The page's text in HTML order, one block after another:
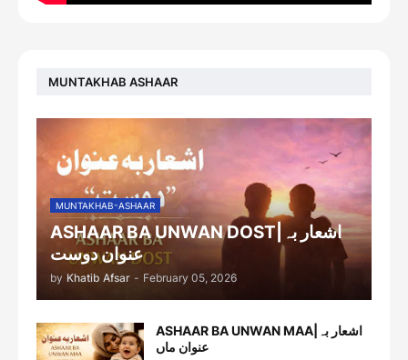
MUNTAKHAB ASHAAR
MUNTAKHAB-ASHAAR
ASHAAR BA UNWAN DOST|اشعار بہ
عنوان دوست
by Khatib Afsar - February 05, 2026
ASHAAR BA UNWAN MAA|اشعار بہ
عنوان ماں